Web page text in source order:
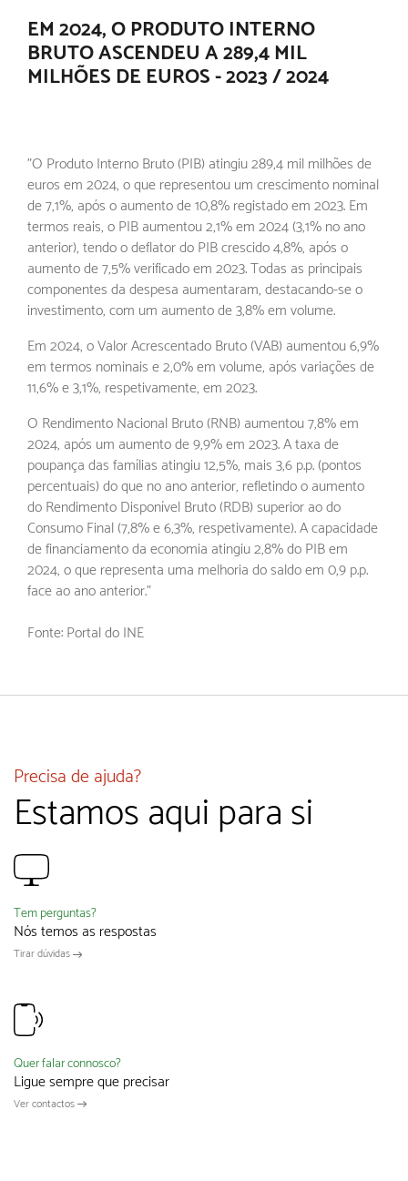
EM 2024, O PRODUTO INTERNO
BRUTO ASCENDEU A 289,4 MIL
MILHÕES DE EUROS - 2023 / 2024
"O Produto Interno Bruto (PIB) atingiu 289,4 mil milhões de
euros em 2024, o que representou um crescimento nominal
de 7,1%, após o aumento de 10,8% registado em 2023. Em
termos reais, o PIB aumentou 2,1% em 2024 (3,1% no ano
anterior), tendo o deflator do PIB crescido 4,8%, após o
aumento de 7,5% verificado em 2023. Todas as principais
componentes da despesa aumentaram, destacando-se o
investimento, com um aumento de 3,8% em volume.
Em 2024, o Valor Acrescentado Bruto (VAB) aumentou 6,9%
em termos nominais e 2,0% em volume, após variações de
11,6% e 3,1%, respetivamente, em 2023.
O Rendimento Nacional Bruto (RNB) aumentou 7,8% em
2024, após um aumento de 9,9% em 2023. A taxa de
poupança das famílias atingiu 12,5%, mais 3,6 p.p. (pontos
percentuais) do que no ano anterior, refletindo o aumento
do Rendimento Disponível Bruto (RDB) superior ao do
Consumo Final (7,8% e 6,3%, respetivamente). A capacidade
de financiamento da economia atingiu 2,8% do PIB em
2024, o que representa uma melhoria do saldo em 0,9 p.p.
face ao ano anterior."
Fonte: Portal do INE
Precisa de ajuda?
Estamos aqui para si
Tem perguntas?
Nós temos as respostas
Tirar dúvidas
Quer falar connosco?
Ligue sempre que precisar
Ver contactos